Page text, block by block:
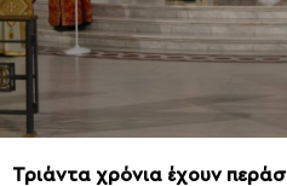
Τριάντα χρόνια έχουν